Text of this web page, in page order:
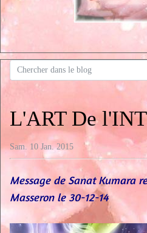
L'ART De
Sam. 10 Jan. 2015
Message de Sanat Kumara
Masseron le 30-12-14